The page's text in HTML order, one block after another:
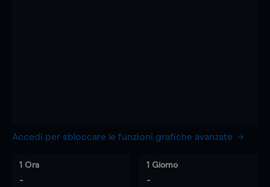
Accedi per sbloccare le funzioni grafiche avanzate
1 Ora
-
1 Giorno
-